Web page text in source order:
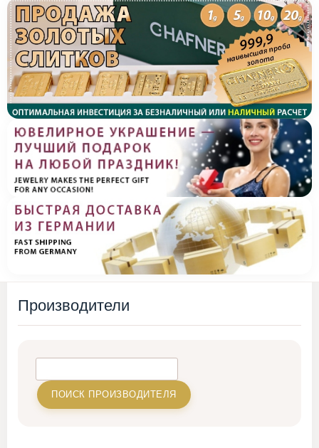
Производители